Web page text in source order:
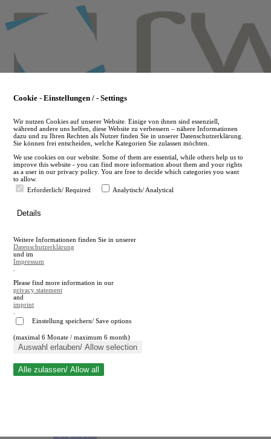
to
main
en
A
A
Suche schließen
Cookie - Einstellungen / - Settings
Wir nutzen Cookies auf unserer Website. Einige von ihnen sind essenziell,
während andere uns helfen, diese Website zu verbessern – nähere Informationen
dazu und zu Ihren Rechten als Nutzer finden Sie in unserer Datenschutzerklärung.
Sie können frei entscheiden, welche Kategorien Sie zulassen möchten.
We use cookies on our website. Some of them are essential, while others help us to
improve this website - you can find more information about them and your rights
as a user in our privacy policy. You are free to decide which categories you want
to allow.
Erforderlich/ Required
Analytisch/ Analytical
Details
Weitere Informationen finden Sie in unserer
Datenschutzerklärung
und im
Impressum
Please find more information in our
privacy statement
and
imprint
Einstellung speichern/ Save options
(maximal 6 Monate / maximum 6 month)
Auswahl erlauben/ Allow selection
Alle zulassen/ Allow all